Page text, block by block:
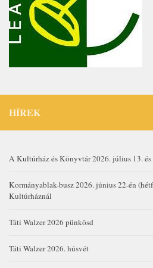
HÍREK
A Kultúrház és Könyvtár 2026. július 13.
Kormányablak-busz 2026. június 22-én
Kultúrháznál
Táti Walzer 2026 pünkösd
Táti Walzer 2026. húsvét